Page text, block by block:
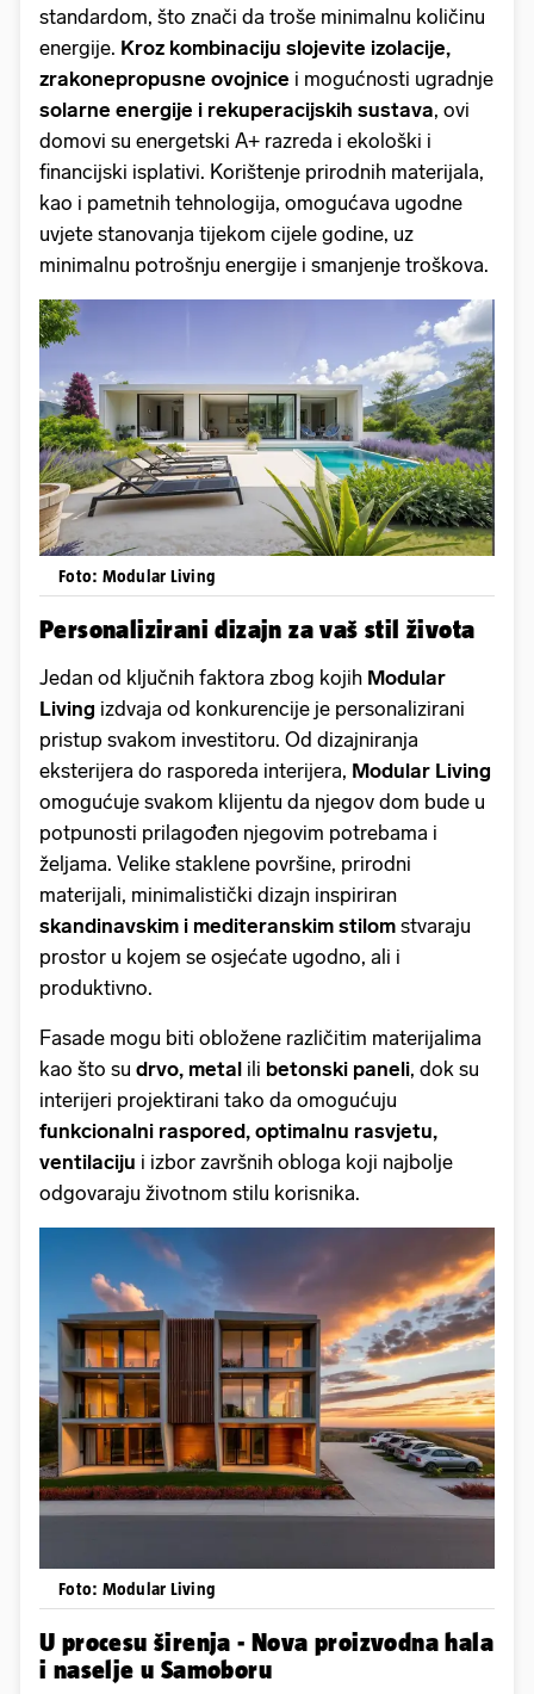
standardom, što znači da troše minimalnu količinu
energije. Kroz kombinaciju slojevite izolacije,
zrakonepropusne ovojnice i mogućnosti ugradnje
solarne energije i rekuperacijskih sustava, ovi
domovi su energetski A+ razreda i ekološki i
financijski isplativi. Korištenje prirodnih materijala,
kao i pametnih tehnologija, omogućava ugodne
uvjete stanovanja tijekom cijele godine, uz
minimalnu potrošnju energije i smanjenje troškova.
Foto: Modular Living
Personalizirani dizajn za vaš stil života
Jedan od ključnih faktora zbog kojih Modular
Living izdvaja od konkurencije je personalizirani
pristup svakom investitoru. Od dizajniranja
eksterijera do rasporeda interijera, Modular Living
omogućuje svakom klijentu da njegov dom bude u
potpunosti prilagođen njegovim potrebama i
željama. Velike staklene površine, prirodni
materijali, minimalistički dizajn inspiriran
skandinavskim i mediteranskim stilom stvaraju
prostor u kojem se osjećate ugodno, ali i
produktivno.
Fasade mogu biti obložene različitim materijalima
kao što su drvo, metal ili betonski paneli, dok su
interijeri projektirani tako da omogućuju
funkcionalni raspored, optimalnu rasvjetu,
ventilaciju i izbor završnih obloga koji najbolje
odgovaraju životnom stilu korisnika.
Foto: Modular Living
U procesu širenja - Nova proizvodna hala
i naselje u Samoboru